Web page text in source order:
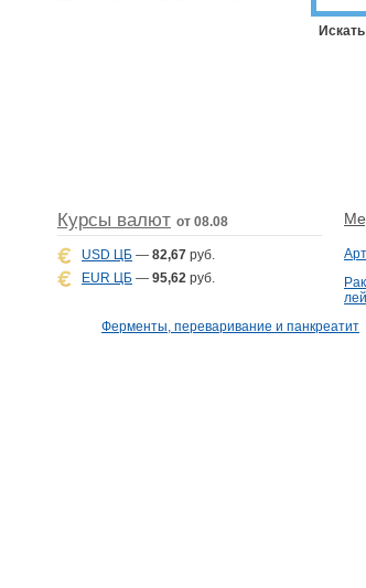
Курсы валют от 08.08
USD ЦБ — 82,67 руб.
EUR ЦБ — 95,62 руб.
Ферменты, переваривание и панкреатит